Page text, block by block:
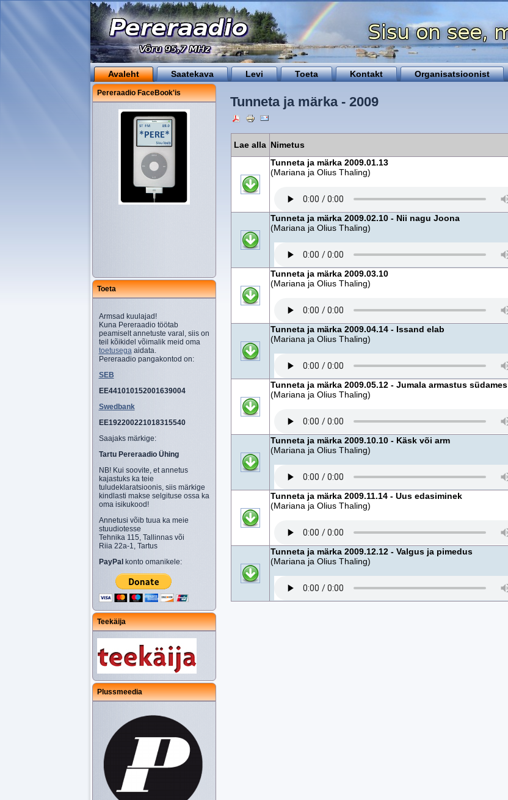
Avaleht Saatekava Levi Toeta Kontakt Organisatsioonist
Pereraadio FaceBook'is
Toeta
Armsad kuulajad!
Kuna Pereraadio töötab
peamiselt annetuste varal, siis on
teil kõikidel võimalik meid oma
toetusegaaidata.
Pereraadio pangakontod on:
SEB
EE441010152001639004
Swedbank
EE192200221018315540
Saajaks märkige:
Tartu Pereraadio Ühing
NB! Kui soovite, et annetus
kajastuks ka teie
tuludeklaratsioonis, siis märkige
kindlasti makse selgituse ossa ka
oma isikukood!
Annetusi võib tuua ka meie
stuudiotesse
Tehnika 115, Tallinnas või
Riia 22a-1, Tartus
PayPal konto omanikele:
Teekäija
Plussmeedia
Tunneta ja märka - 2009
Lae alla Nimetus
Tunneta ja märka 2009.01.13
(Mariana ja Olius Thaling)
Tunneta ja märka 2009.02.10 - Nii nagu Joona
(Mariana ja Olius Thaling)
Tunneta ja märka 2009.03.10
(Mariana ja Olius Thaling)
Tunneta ja märka 2009.04.14 - Issand elab
(Mariana ja Olius Thaling)
Tunneta ja märka 2009.05.12 - Jumala armastus südames
(Mariana ja Olius Thaling)
Tunneta ja märka 2009.10.10 - Käsk või arm
(Mariana ja Olius Thaling)
Tunneta ja märka 2009.11.14 - Uus edasiminek
(Mariana ja Olius Thaling)
Tunneta ja märka 2009.12.12 - Valgus ja pimedus
(Mariana ja Olius Thaling)